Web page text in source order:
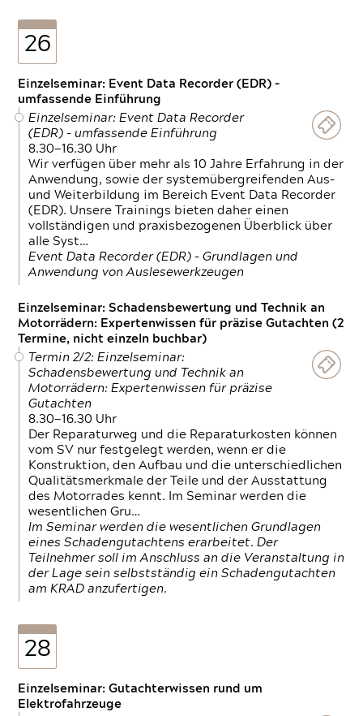
26
Einzelseminar: Event Data Recorder (EDR) –
umfassende Einführung
Einzelseminar: Event Data Recorder
(EDR) – umfassende Einführung
8.30—16.30 Uhr
Wir verfügen über mehr als 10 Jahre Erfahrung in der
Anwendung, sowie der systemübergreifenden Aus-
und Weiterbildung im Bereich Event Data Recorder
(EDR). Unsere Trainings bieten daher einen
vollständigen und praxisbezogenen Überblick über
alle Syst…
Event Data Recorder (EDR) – Grundlagen und
Anwendung von Auslesewerkzeugen
Einzelseminar: Schadensbewertung und Technik an
Motorrädern: Expertenwissen für präzise Gutachten (2
Termine, nicht einzeln buchbar)
Termin 2/2: Einzelseminar:
Schadensbewertung und Technik an
Motorrädern: Expertenwissen für präzise
Gutachten
8.30—16.30 Uhr
Der Reparaturweg und die Reparaturkosten können
vom SV nur festgelegt werden, wenn er die
Konstruktion, den Aufbau und die unterschiedlichen
Qualitätsmerkmale der Teile und der Ausstattung
des Motorrades kennt. Im Seminar werden die
wesentlichen Gru…
Im Seminar werden die wesentlichen Grundlagen
eines Schadengutachtens erarbeitet. Der
Teilnehmer soll im Anschluss an die Veranstaltung in
der Lage sein selbstständig ein Schadengutachten
am KRAD anzufertigen.
28
Einzelseminar: Gutachterwissen rund um
Elektrofahrzeuge